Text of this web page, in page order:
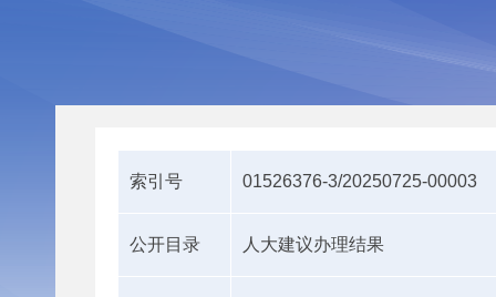
索引号 01526376-3/20250725-00003
公开目录 人大建议办理结果